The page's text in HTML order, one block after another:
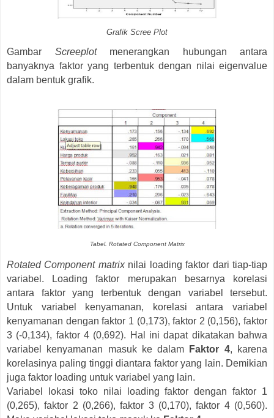
Grafik Scree Plot
Gambar Screeplotmenerangkan hubungan antara
banyaknya faktor yang terbentuk dengan nilai eigenvalue
dalam bentuk grafik.
Tabel. Rotated Component Matrix
Rotated Component matrix nilai loading faktor dari tiap-tiap
variabel. Loading faktor merupakan besarnya korelasi
antara faktor yang terbentuk dengan variabel tersebut.
Untuk variabel kenyamanan, korelasi antara variabel
kenyamanan dengan faktor 1 (0,173), faktor 2 (0,156), faktor
3 (-0,134), faktor 4 (0,692). Hal ini dapat dikatakan bahwa
variabel kenyamanan masuk ke dalam
Faktor 4, karena
korelasinya paling tinggi diantara faktor yang lain. Demikian
juga faktor loading untuk variabel yang lain.
Variabel lokasi toko nilai loading faktor dengan faktor 1
(0,265), faktor 2 (0,266), faktor 3 (0,170), faktor 4 (0,560).